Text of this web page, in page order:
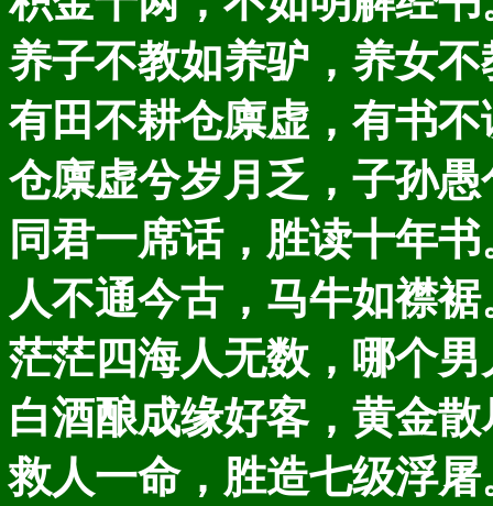
养子不教如养驴，养女
有田不耕仓廪虚，有书
仓廪虚兮岁月乏，子孙
同君一席话，胜读十年书
人不通今古，马牛如襟裾
茫茫四海人无数，哪个
白酒酿成缘好客，黄金
救人一命，胜造七级浮屠